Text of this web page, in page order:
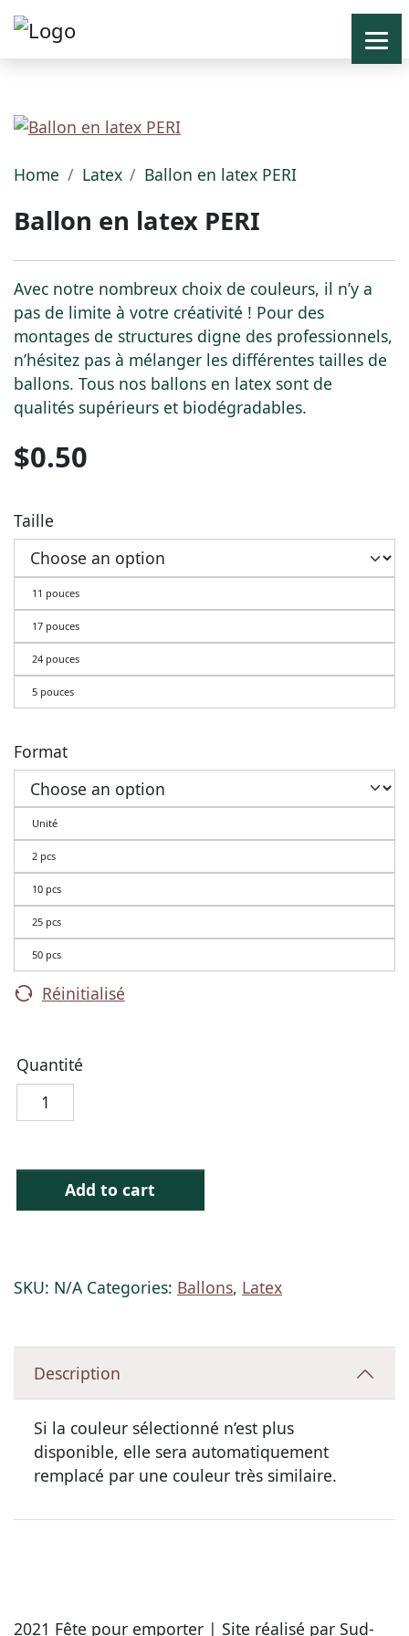
Home Latex Ballon en latex PERI
Ballon en latex PERI
Avec notre nombreux choix de couleurs, il n’y a
pas de limite à votre créativité ! Pour des
montages de structures digne des professionnels,
n’hésitez pas à mélanger les différentes tailles de
ballons. Tous nos ballons en latex sont de
qualités supérieurs et biodégradables.
$0.50
Taille
11 pouces
17 pouces
24 pouces
5 pouces
Format
Unité
2 pcs
10 pcs
25 pcs
50 pcs
Réinitialisé
Quantité
Add to cart
SKU: N/A Categories: Ballons, Latex
Description
Si la couleur sélectionné n’est plus
disponible, elle sera automatiquement
remplacé par une couleur très similaire.
2021 Fête pour emporter | Site réalisé par Sud-